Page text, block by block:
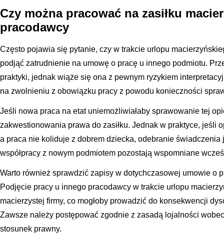
Czy można pracować na zasiłku
pracodawcy
Często pojawia się pytanie, czy w trakcie urlopu
podjąć zatrudnienie na umowę o pracę u innego podmiotu.
praktyki, jednak wiąże się ona z pewnym ryzykiem
na zwolnieniu z obowiązku pracy z powodu konieczności
Jeśli nowa praca na etat uniemożliwiałaby sprawowanie tej
zakwestionowania prawa do zasiłku. Jednak w praktyce, jeśli
a praca nie koliduje z dobrem dziecka, odebranie
współpracy z nowym podmiotem pozostają wspomniane
Warto również sprawdzić zapisy w dotychczasowej umowie o
Podjęcie pracy u innego pracodawcy w trakcie urlopu
macierzystej firmy, co mogłoby prowadzić do konsekwencji
Zawsze należy postępować zgodnie z zasadą lojalności
stosunek prawny.